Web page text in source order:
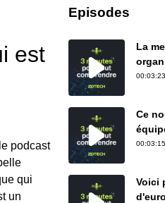
est
podcast
qui
un
Episodes
La
Ce
Voici